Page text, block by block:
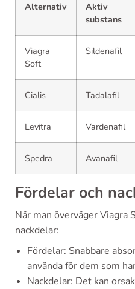
Alternativ
Aktiv
substans
Viagra
Soft
Sildenafil
Cialis Tadalafil
Levitra Vardenafil
Spedra Avanafil
Fördelar och
När man överväger Viagra
nackdelar:
Fördelar: Snabbare
använda för dem som
Nackdelar: Det kan